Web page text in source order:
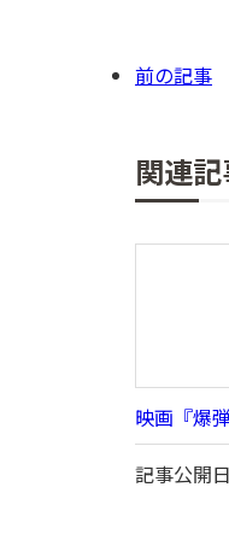
前の記事
関連
映画『爆
記事公開日